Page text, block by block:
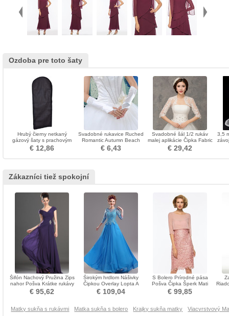
Ozdoba pre toto šaty
Hrubý čierny netkaný
gázový šaty s prachovým
krytom
€ 12,86
Svadobné rukavice Ruched
Romantic Autumn Beach
Taffeta
€ 6,43
Svadobné šál 1/2 rukáv
malej aplikácie Čipka Fabric
€ 29,42
3,5
Zákazníci tiež spokojní
Šifón Nachový Pružina Zips
nahor Pošva Krátke rukávy
Matné šaty
€ 95,62
Širokým hrdlom Nášivky
Čipkou Overlay Lopta A
Riadok Matné šaty
€ 109,04
S Bolero Prírodné pása
Pošva Čipka Šperk Mati
neveste obleko
€ 99,85
Matky sukňa s rukávmi Matka sukňa s bolero Krajky sukňa matky Viacvrstvový